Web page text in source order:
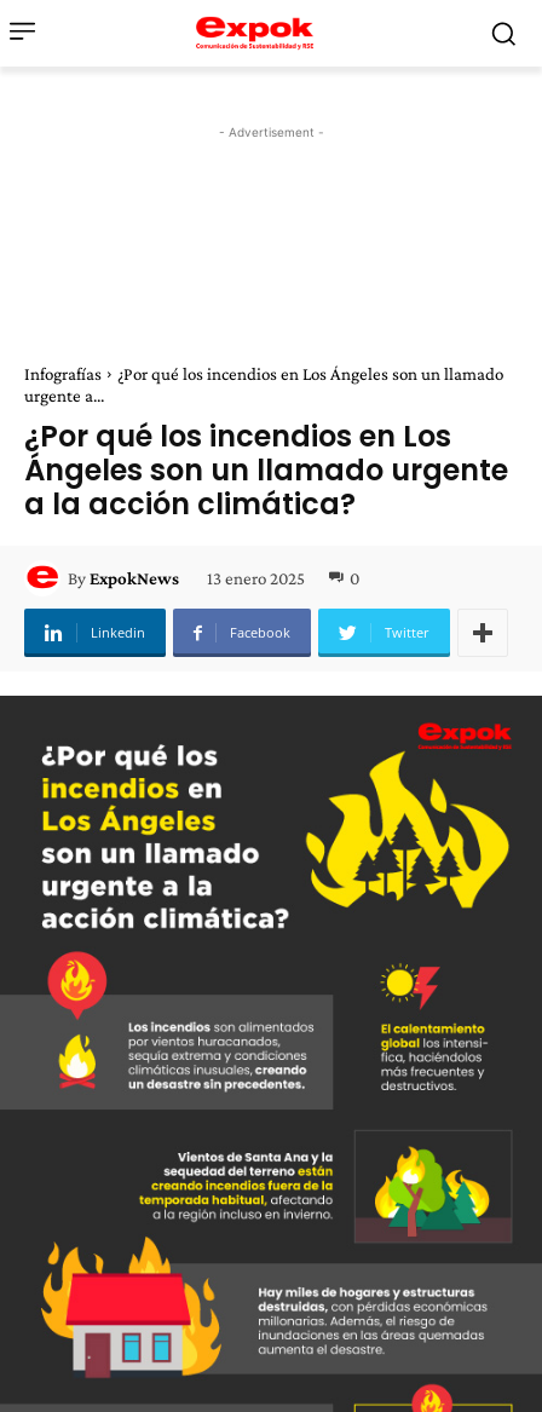
- Advertisement -
Infografías
¿Por qué los incendios en Los Ángeles son un llamado
urgente a...
¿Por qué los incendios en Los
Ángeles son un llamado urgente
a la acción climática?
ByExpokNews 13 enero 2025 0
Linkedin Facebook Twitter